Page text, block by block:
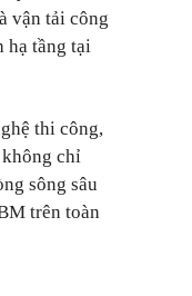
vận tải công
hạ tầng tại
thi công,
chỉ
sông sâu
trên toàn